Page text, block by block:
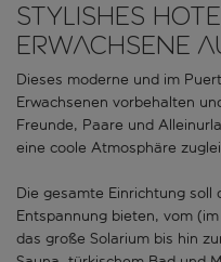
Stylishes
Erwachsene
Dieses moderne und im
Erwachsenen vorbehalten
Freunde, Paare und
eine coole Atmosphäre
Die gesamte Einrichtung soll
Entspannung bieten, vom
das große Solarium bis hin